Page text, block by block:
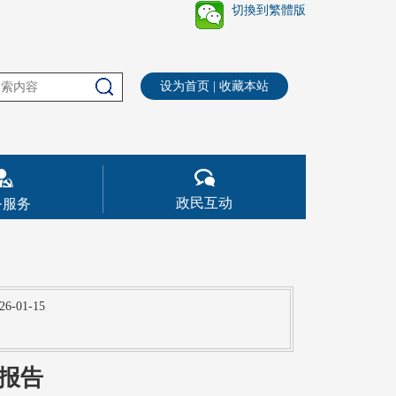
切換到繁體版
设为首页 收藏本站
务 政民互动
01-15
告